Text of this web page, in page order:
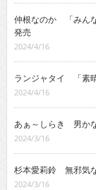
仲根なのか 「みん
発売
2024/4/16
ランジャタイ 「素
2024/4/16
あぁ～しらき 男か
2024/3/16
杉本愛莉鈴 無邪気
2024/3/16